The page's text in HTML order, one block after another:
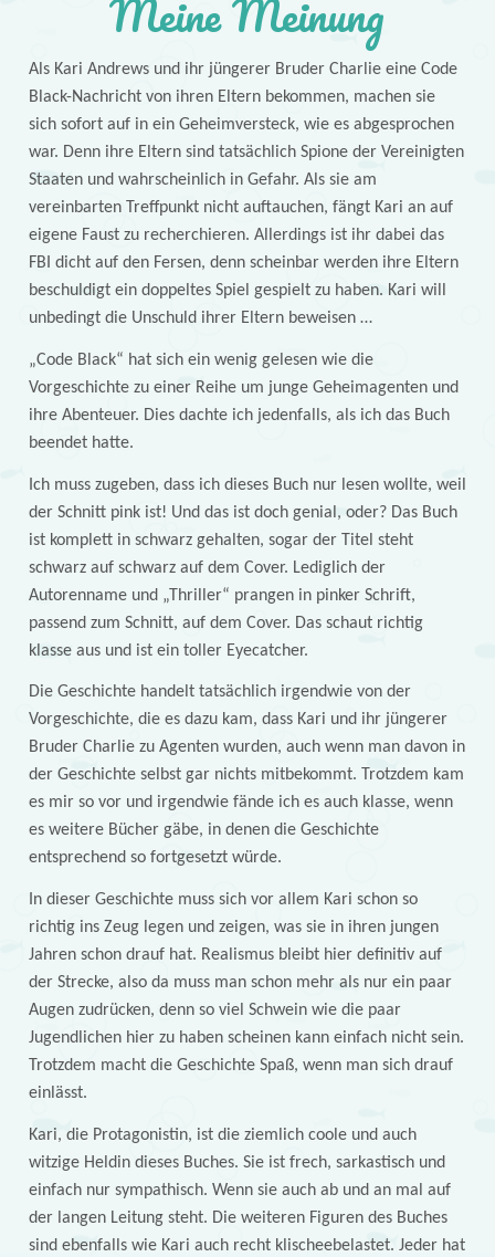
Meine Meinung
Als Kari Andrews und ihr jüngerer Bruder Charlie eine Code
Black-Nachricht von ihren Eltern bekommen, machen sie
sich sofort auf in ein Geheimversteck, wie es abgesprochen
war. Denn ihre Eltern sind tatsächlich Spione der Vereinigten
Staaten und wahrscheinlich in Gefahr. Als sie am
vereinbarten Treffpunkt nicht auftauchen, fängt Kari an auf
eigene Faust zu recherchieren. Allerdings ist ihr dabei das
FBI dicht auf den Fersen, denn scheinbar werden ihre Eltern
beschuldigt ein doppeltes Spiel gespielt zu haben. Kari will
unbedingt die Unschuld ihrer Eltern beweisen …
„Code Black“ hat sich ein wenig gelesen wie die
Vorgeschichte zu einer Reihe um junge Geheimagenten und
ihre Abenteuer. Dies dachte ich jedenfalls, als ich das Buch
beendet hatte.
Ich muss zugeben, dass ich dieses Buch nur lesen wollte, weil
der Schnitt pink ist! Und das ist doch genial, oder? Das Buch
ist komplett in schwarz gehalten, sogar der Titel steht
schwarz auf schwarz auf dem Cover. Lediglich der
Autorenname und „Thriller“ prangen in pinker Schrift,
passend zum Schnitt, auf dem Cover. Das schaut richtig
klasse aus und ist ein toller Eyecatcher.
Die Geschichte handelt tatsächlich irgendwie von der
Vorgeschichte, die es dazu kam, dass Kari und ihr jüngerer
Bruder Charlie zu Agenten wurden, auch wenn man davon in
der Geschichte selbst gar nichts mitbekommt. Trotzdem kam
es mir so vor und irgendwie fände ich es auch klasse, wenn
es weitere Bücher gäbe, in denen die Geschichte
entsprechend so fortgesetzt würde.
In dieser Geschichte muss sich vor allem Kari schon so
richtig ins Zeug legen und zeigen, was sie in ihren jungen
Jahren schon drauf hat. Realismus bleibt hier definitiv auf
der Strecke, also da muss man schon mehr als nur ein paar
Augen zudrücken, denn so viel Schwein wie die paar
Jugendlichen hier zu haben scheinen kann einfach nicht sein.
Trotzdem macht die Geschichte Spaß, wenn man sich drauf
einlässt.
Kari, die Protagonistin, ist die ziemlich coole und auch
witzige Heldin dieses Buches. Sie ist frech, sarkastisch und
einfach nur sympathisch. Wenn sie auch ab und an mal auf
der langen Leitung steht. Die weiteren Figuren des Buches
sind ebenfalls wie Kari auch recht klischeebelastet. Jeder hat